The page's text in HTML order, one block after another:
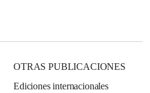
OTRAS PUBLICACIONES
Ediciones internacionales